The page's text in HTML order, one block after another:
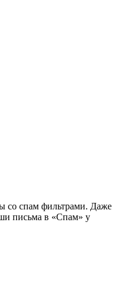
со спам фильтрами. Даже
письма в «Спам» у